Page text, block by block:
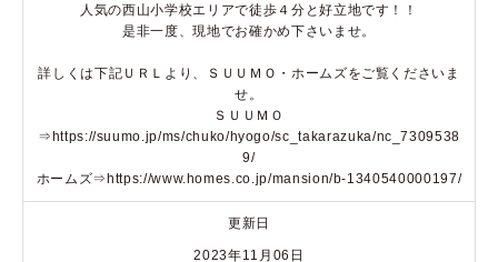
人気の西山小学校エリアで徒歩４分と好立地です！！
是非一度、現地でお確かめ下さいませ。
詳しくは下記ＵＲＬより、ＳＵＵＭＯ・ホームズをご覧くださいま
せ。
ＳＵＵＭＯ
⇒https://suumo.jp/ms/chuko/hyogo/sc_takarazuka/nc_7309538
9/
ホームズ⇒https://www.homes.co.jp/mansion/b-1340540000197/
更新日
2023年11月06日